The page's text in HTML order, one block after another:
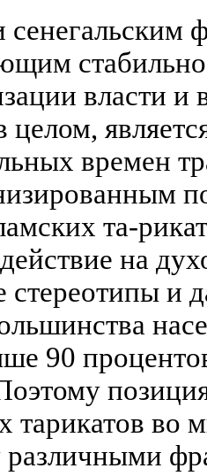
власти и
целом,
времен
та-
на
стереотипы и
90
тарикатов во